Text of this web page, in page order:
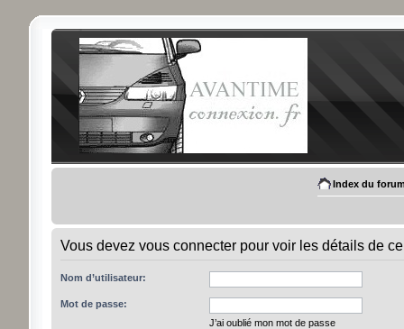
Index du
Vous devez vous connecter pour voir les détails de
Nom d’utilisateur:
Mot de passe:
J’ai oublié mon mot de passe